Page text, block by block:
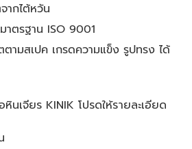
ากไต้หวัน
ตรฐาน ISO 9001
ามสเปค เกรดความแข็ง รูปทรง ได้
นเจียร KINIK โปรดให้รายละเอียด